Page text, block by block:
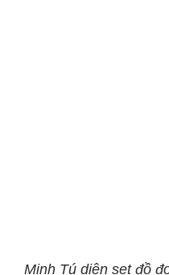
Minh Tú diện set đồ